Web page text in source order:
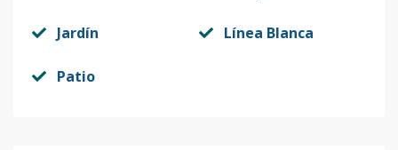
Jardín Línea Blanca
Patio